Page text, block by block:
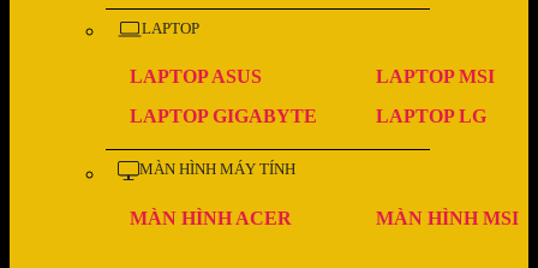
LAPTOP
LAPTOP ASUS
LAPTOP MSI
LAPTOP GIGABYTE
LAPTOP LG
MÀN HÌNH MÁY TÍNH
MÀN HÌNH ACER MÀN HÌNH MSI